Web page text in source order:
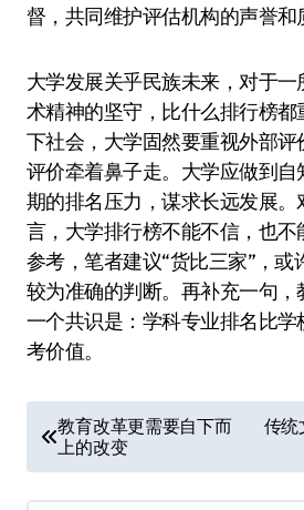
督，共同维护评估机构的声誉和
大学发展关乎民族未来，对于
术精神的坚守，比什么排行榜都
下社会，大学固然要重视外部
评价牵着鼻子走。大学应做到
期的排名压力，谋求长远发展
言，大学排行榜不能不信，也
参考，笔者建议“货比三家”，
较为准确的判断。再补充一句
一个共识是：学科专业排名比
考价值。
章
导
教育改革更需要自下而
上的改变
传统